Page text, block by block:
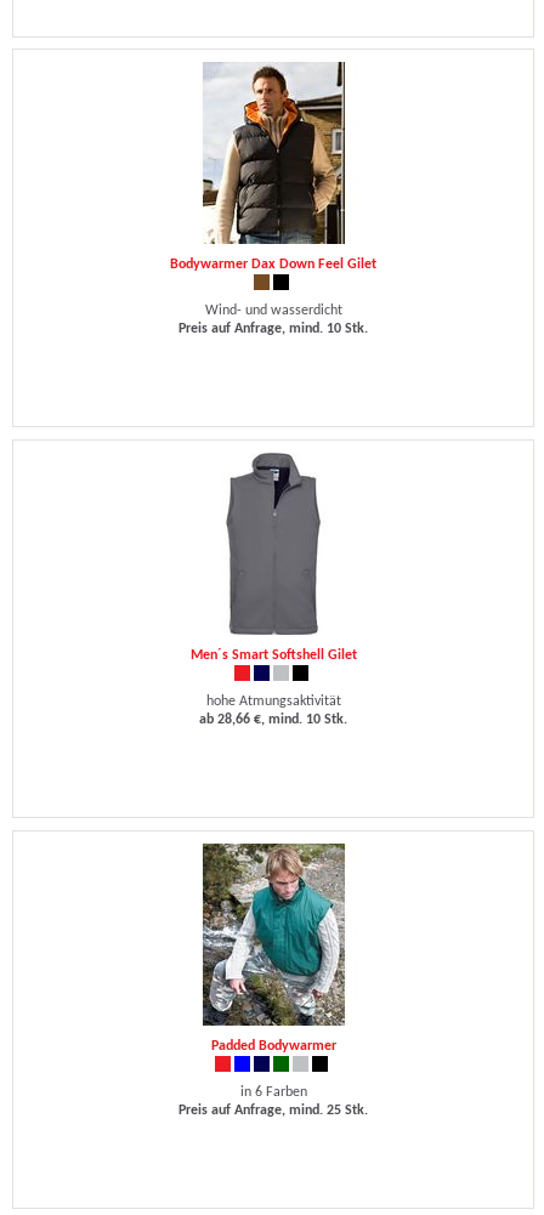
Bodywarmer Dax Down Feel Gilet
Wind- und wasserdicht
Preis auf Anfrage, mind. 10 Stk.
Men´s Smart Softshell Gilet
hohe Atmungsaktivität
ab 28,66 €, mind. 10 Stk.
Padded Bodywarmer
in 6 Farben
Preis auf Anfrage, mind. 25 Stk.